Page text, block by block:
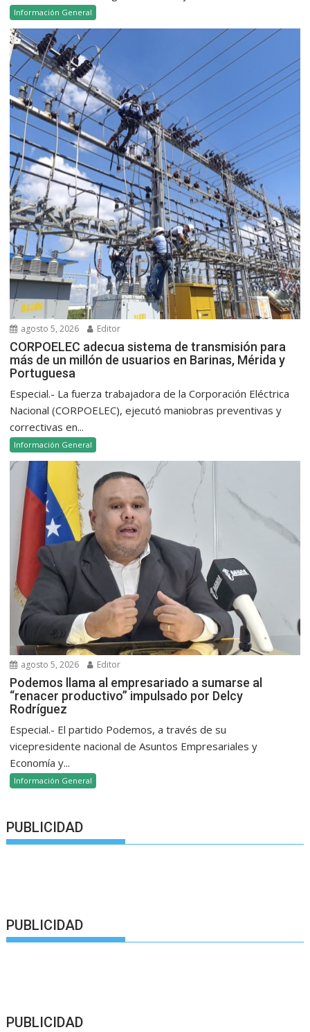
Información General
agosto 5, 2026 Editor
CORPOELEC adecua sistema de transmisión para
más de un millón de usuarios en Barinas, Mérida y
Portuguesa
Especial.- La fuerza trabajadora de la Corporación Eléctrica
Nacional (CORPOELEC), ejecutó maniobras preventivas y
correctivas en...
Información General
agosto 5, 2026 Editor
Podemos llama al empresariado a sumarse al
“renacer productivo” impulsado por Delcy
Rodríguez
Especial.- El partido Podemos, a través de su
vicepresidente nacional de Asuntos Empresariales y
Economía y...
Información General
PUBLICIDAD
PUBLICIDAD
PUBLICIDAD